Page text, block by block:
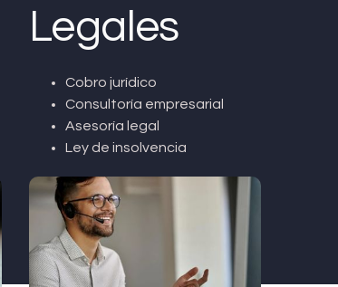
Legales
Cobro jurídico
Consultoría empresarial
Asesoría legal
Ley de insolvencia